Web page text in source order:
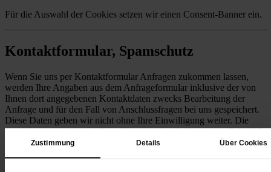
Zustimmung Details Über Cookies
Für die Auswahl der Cookies setzen wir einen Consent-Banner ein.
Kontaktformular, Spamschutz
Wenn Sie uns per Kontaktformular Anfragen zukommen lassen,
werden Ihre Angaben aus dem Anfrageformular inklusive der von
Ihnen dort angegebenen Kontaktdaten zwecks Bearbeitung der
Anfrage und für den Fall von Anschlussfragen bei uns gespeichert.
Diese Daten geben wir nicht ohne Ihre Einwilligung weiter. Die
Verarbeitung erfolgt auf Grundlage von Art. 6 Abs. 1 lit. b DSGVO
(Vertragsanbahnung) bzw. Art. 6 Abs. 1 lit. f DSGVO (berechtigtes